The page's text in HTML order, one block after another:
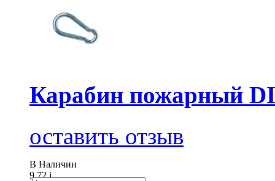
Карабин пожарный
оставить отзыв
В Наличии
9.72i